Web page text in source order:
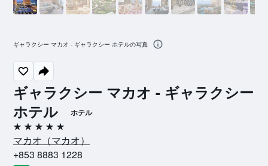
ギャラクシー マカオ - ギャラクシー
ホテル
ホテル
5つ星
マカオ​（マカオ​）​
+853 8883 1228
ギャラクシー マカオ - ギャラクシー ホテルの写真